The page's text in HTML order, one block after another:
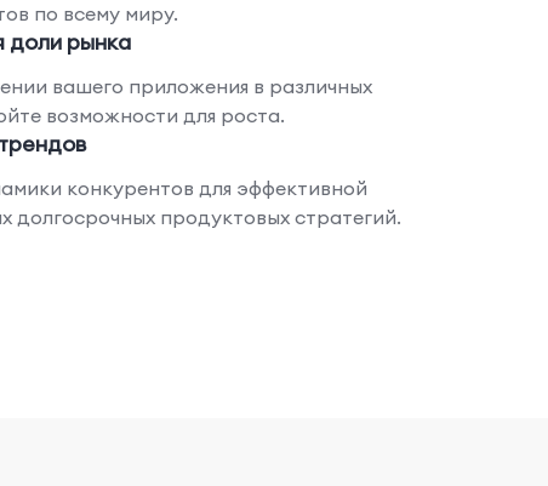
по всему миру.
доли рынка
вашего приложения в различных
возможности для роста.
конкурентов для эффективной
долгосрочных продуктовых стратегий.